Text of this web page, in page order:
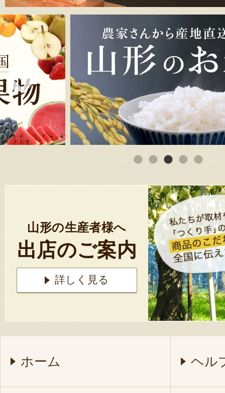
山形の生産者様へ
出店のご案内
詳しく見る
ホーム ヘル